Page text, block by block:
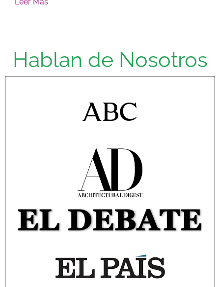
Leer Más
Hablan de Nosotros